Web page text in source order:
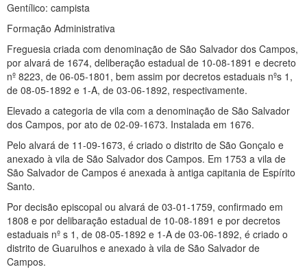
Gentílico: campista
Formação Administrativa
Freguesia criada com denominação de São Salvador dos Campos,
por alvará de 1674, deliberação estadual de 10-08-1891 e decreto
nº 8223, de 06-05-1801, bem assim por decretos estaduais nºs 1,
de 08-05-1892 e 1-A, de 03-06-1892, respectivamente.
Elevado a categoria de vila com a denominação de São Salvador
dos Campos, por ato de 02-09-1673. Instalada em 1676.
Pelo alvará de 11-09-1673, é criado o distrito de São Gonçalo e
anexado à vila de São Salvador dos Campos. Em 1753 a vila de
São Salvador de Campos é anexada à antiga capitania de Espírito
Santo.
Por decisão episcopal ou alvará de 03-01-1759, confirmado em
1808 e por delibaração estadual de 10-08-1891 e por decretos
estaduais nº s 1, de 08-05-1892 e 1-A de 03-06-1892, é criado o
distrito de Guarulhos e anexado à vila de São Salvador de
Campos.